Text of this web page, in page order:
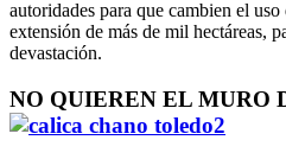
autoridades para que cambien el
extensión de más de mil hectáreas,
devastación.
NO QUIEREN EL MURO